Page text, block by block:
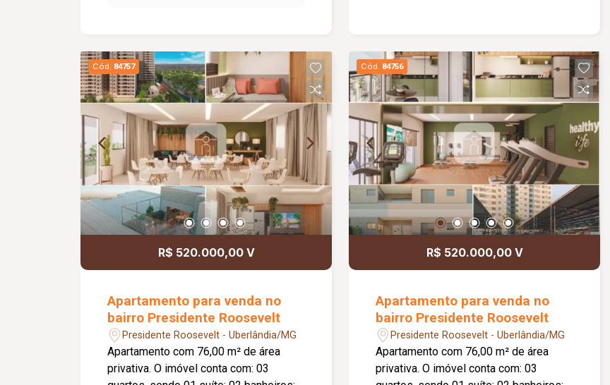
garantindo maior privacidade, ventilação
e acesso independente aos fundos do
imóvel.
Cód. 84757
R$ 520.000,00 V
Apartamento para venda no
bairro Presidente Roosevelt
Presidente Roosevelt - Uberlândia/MG
Apartamento com 76,00 m² de área
privativa. O imóvel conta com: 03
Cód. 84756
R$ 520.000,00 V
Apartamento para venda no
bairro Presidente Roosevelt
Presidente Roosevelt - Uberlândia/MG
Apartamento com 76,00 m² de área
privativa. O imóvel conta com: 03